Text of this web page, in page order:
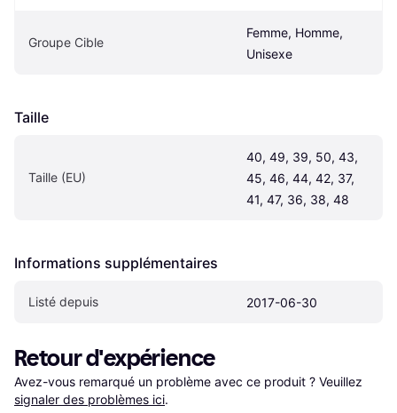
Groupe Cible
Femme, Homme,
Unisexe
Taille
Taille (EU)
40, 49, 39, 50, 43,
45, 46, 44, 42, 37,
41, 47, 36, 38, 48
Informations supplémentaires
Listé depuis 2017-06-30
Retour d'expérience
Avez-vous remarqué un problème avec ce produit ? Veuillez
signaler des problèmes ici.